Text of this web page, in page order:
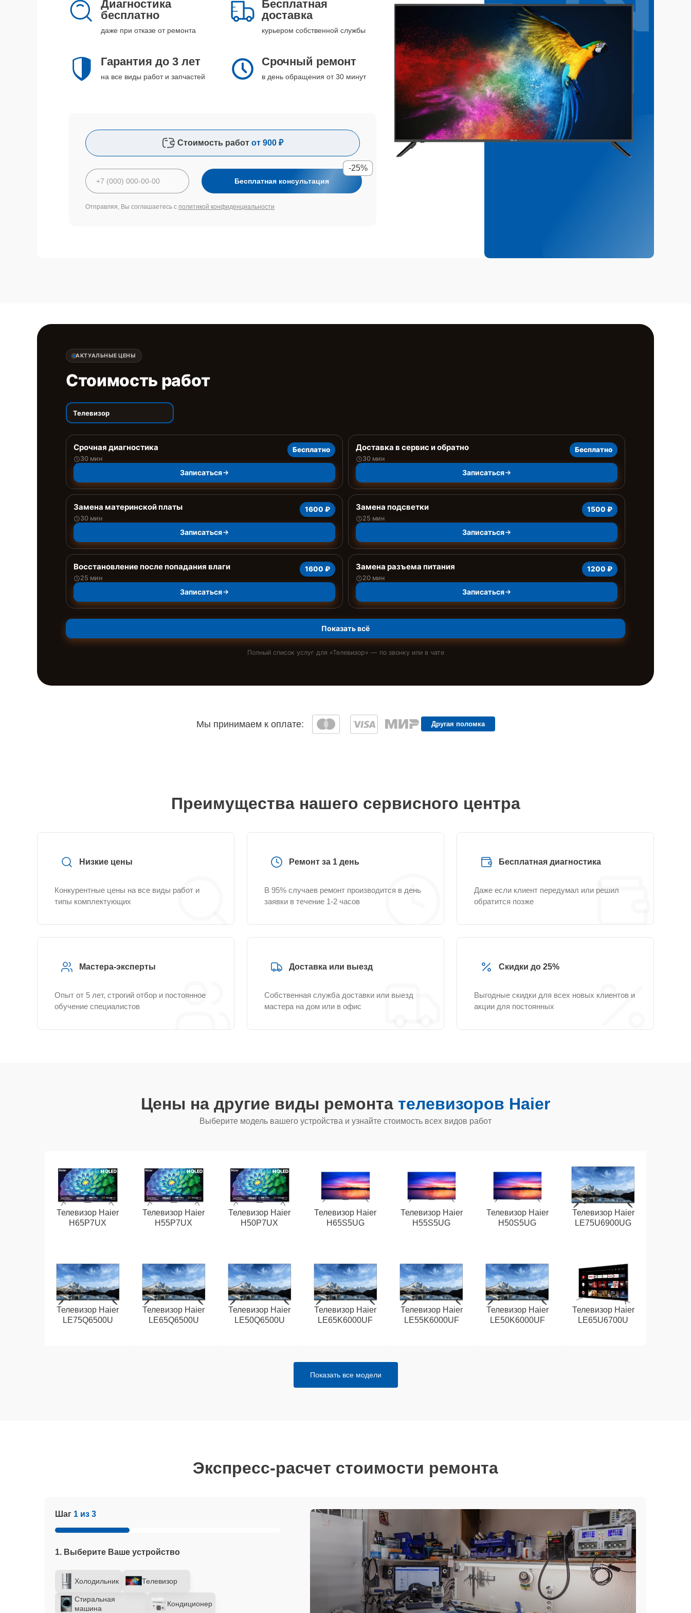
Диагностика
бесплатно
даже при отказе от ремонта
Бесплатная
доставка
курьером собственной службы
Гарантия до 3 лет
на все виды работ и запчастей
Срочный ремонт
в день обращения от 30 минут
Стоимость работ от 900 ₽
Бесплатная консультация
-25%
Отправляя, Вы соглашаетесь с политикой конфиденциальности
АКТУАЛЬНЫЕ ЦЕНЫ
Стоимость работ
Телевизор
Срочная диагностика
30 мин
Бесплатно
Записаться
Доставка в сервис и обратно
30 мин
Бесплатно
Записаться
Замена материнской платы
30 мин
1600 ₽
Записаться
Замена подсветки
25 мин
1500 ₽
Записаться
Восстановление после попадания влаги
25 мин
1600 ₽
Записаться
Замена разъема питания
20 мин
1200 ₽
Записаться
Показать всё
Полный список услуг для «Телевизор» — по звонку или в чате
Мы принимаем к оплате: Другая поломка
Преимущества нашего сервисного центра
Низкие цены
Конкурентные цены на все виды работ и
типы комплектующих
Ремонт за 1 день
В 95% случаев ремонт производится в день
заявки в течение 1-2 часов
Бесплатная диагностика
Даже если клиент передумал или решил
обратится позже
Мастера-эксперты
Опыт от 5 лет, строгий отбор и постоянное
обучение специалистов
Доставка или выезд
Собственная служба доставки или выезд
мастера на дом или в офис
Скидки до 25%
Выгодные скидки для всех новых клиентов и
акции для постоянных
Цены на другие виды ремонта телевизоров Haier
Выберите модель вашего устройства и узнайте стоимость всех видов работ
Телевизор Haier
H65P7UX
Телевизор Haier
H55P7UX
Телевизор Haier
H50P7UX
Телевизор Haier
H65S5UG
Телевизор Haier
H55S5UG
Телевизор Haier
H50S5UG
Телевизор Haier
LE75U6900UG
Телевизор Haier
LE75Q6500U
Телевизор Haier
LE65Q6500U
Телевизор Haier
LE50Q6500U
Телевизор Haier
LE65K6000UF
Телевизор Haier
LE55K6000UF
Телевизор Haier
LE50K6000UF
Телевизор Haier
LE65U6700U
Показать все модели
Экспресс-расчет стоимости ремонта
Шаг 1 из 3
1. Выберите Ваше устройство
Холодильник Телевизор
Стиральная
машина
Кондиционер